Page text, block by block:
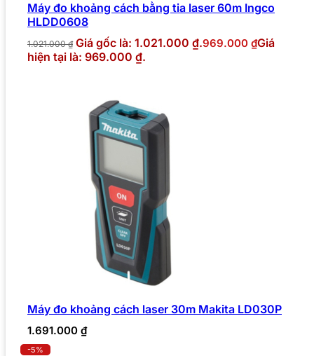
Máy đo khoảng cách bằng tia laser 60m Ingco
HLDD0608
1.021.000₫ Giá gốc là: 1.021.000 ₫.969.000 ₫Giá
hiện tại là: 969.000 ₫.
Máy đo khoảng cách laser 30m Makita LD030P
1.691.000 ₫
-5%